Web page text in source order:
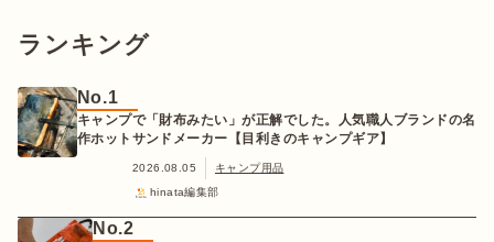
ランキング
No.1
キャンプで「財布みたい」が正解でした。人気職人ブランドの名
作ホットサンドメーカー【目利きのキャンプギア】
2026.08.05
キャンプ用品
hinata編集部
No.2